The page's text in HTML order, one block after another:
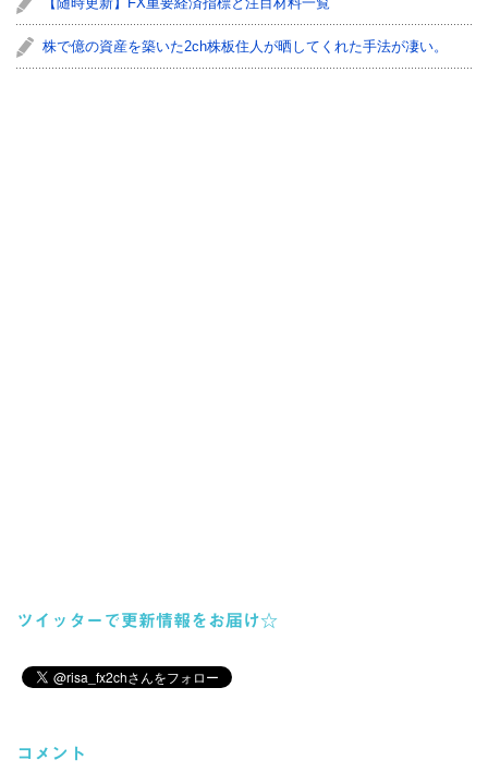
株で億の資産を築いた2ch株板住人が晒してくれた手法が凄い。
ツイッターで更新情報をお届け☆
コメント